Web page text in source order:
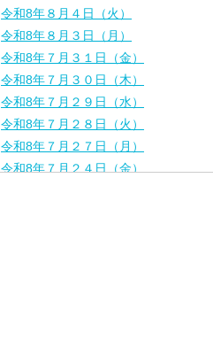
令和8年８月４日（火）
令和8年８月３日（月）
令和8年７月３１日（金）
令和8年７月３０日（木）
令和8年７月２９日（水）
令和8年７月２８日（火）
令和8年７月２７日（月）
令和8年７月２４日（金）